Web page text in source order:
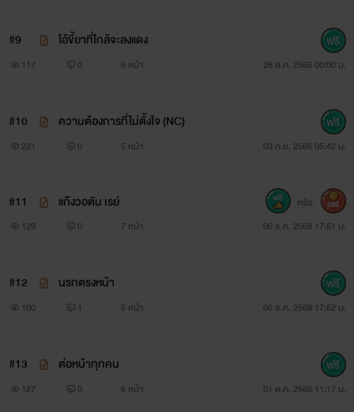
#9 ไอ้ขี้ยาที่ใกล้จะลงแดง
117 0 6 หน้า 28 ส.ค. 2566 00:00 น.
#10 ความต้องการที่ไม่ตั้งใจ (NC)
221 0 5 หน้า 03 ก.ย. 2566 05:42 น.
#11 แก๊งวอตัน เรย์
129 0 7 หน้า 06 ธ.ค. 2568 17:51 น.
หรือ 600
#12 นรกตรงหน้า
100 1 5 หน้า 06 ธ.ค. 2568 17:52 น.
#13 ต่อหน้าทุกคน
127 0 6 หน้า 01 ต.ค. 2566 11:17 น.